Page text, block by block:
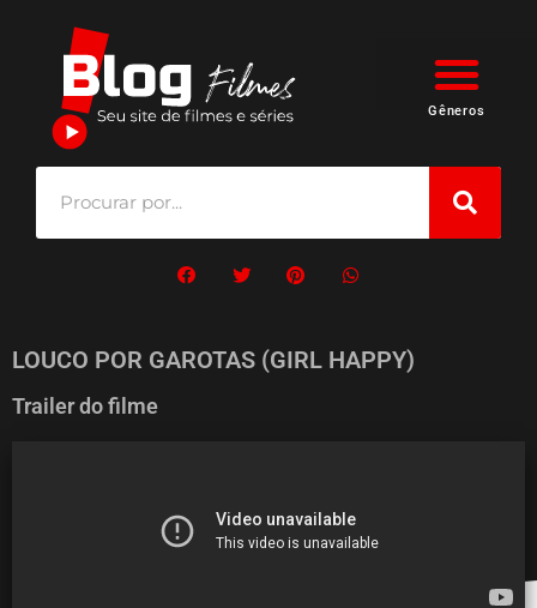
Gêneros
LOUCO POR GAROTAS (GIRL HAPPY)
Trailer do filme